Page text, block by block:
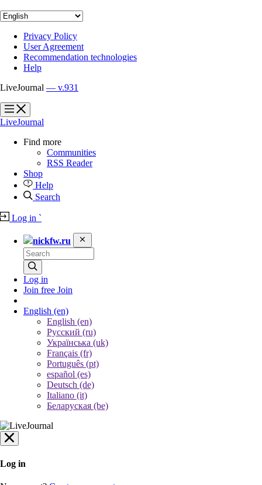
Privacy Policy
User Agreement
Recommendation technologies
Help
LiveJournal — v.931
?
?
LiveJournal
Find more
Communities
RSS Reader
Shop
Help
Search
Log in `
nickfw.ru
Log in
Join free Join
English (en)
English (en)
Русский (ru)
Українська (uk)
Français (fr)
Português (pt)
español (es)
Deutsch (de)
Italiano (it)
Беларуская (be)
Log in